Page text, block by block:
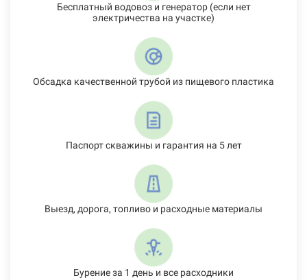
Бесплатный водовоз и генератор (если нет
электричества на участке)
Обсадка качественной трубой из пищевого пластика
Паспорт скважины и гарантия на 5 лет
Выезд, дорога, топливо и расходные материалы
Бурение за 1 день и все расходники